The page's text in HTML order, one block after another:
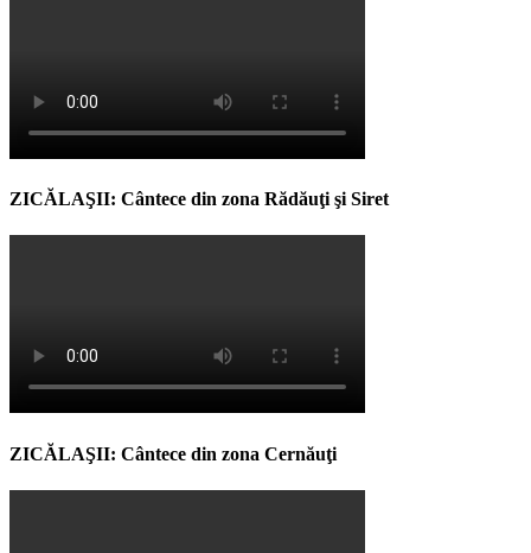
ZICĂLAŞII: Cântece din zona Rădăuţi şi Siret
ZICĂLAŞII: Cântece din zona Cernăuţi